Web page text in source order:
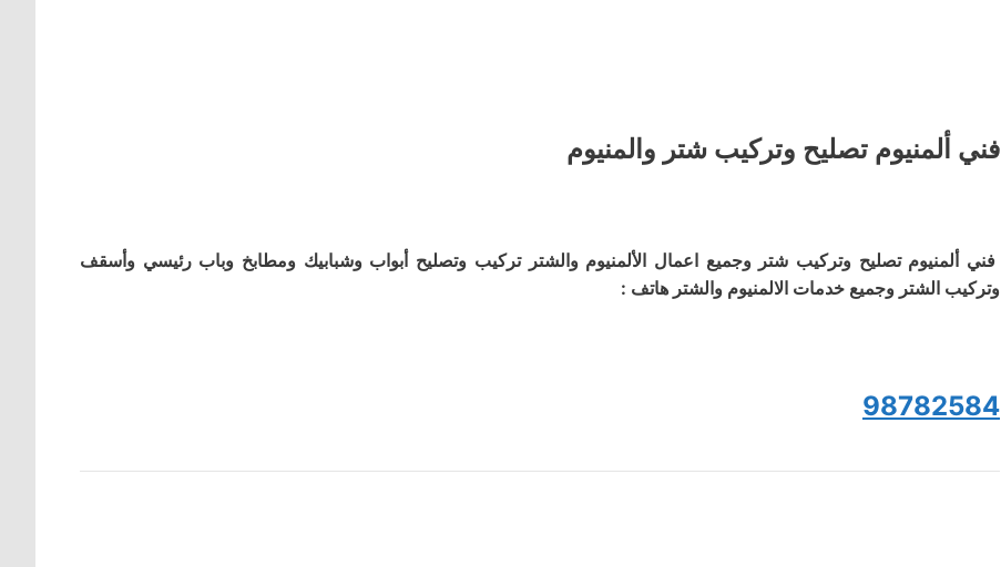
فني ألمنيوم تصليح وتركيب شتر والمنيوم
فني ألمنيوم تصليح وتركيب شتر وجميع اعمال الألمنيوم والشتر تركيب وتصليح أبواب وشبابيك ومطابخ وباب رئيسي وأسقف
وتركيب الشتر وجميع خدمات الالمنيوم والشتر هاتف :
98782584